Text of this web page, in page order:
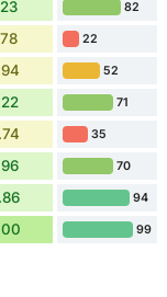
82
22
52
71
35
70
94
99